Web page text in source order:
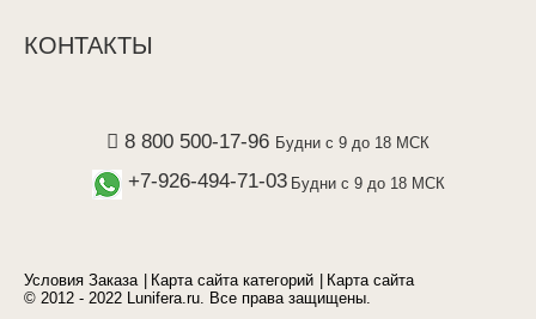
КОНТАКТЫ
8 800 500-17-96 Будни с 9 до 18 МСК
+7-926-494-71-03 Будни с 9 до 18 МСК
Условия Заказа Карта сайта категорий
Карта сайта
© 2012 - 2022 Lunifera.ru. Все права защищены.